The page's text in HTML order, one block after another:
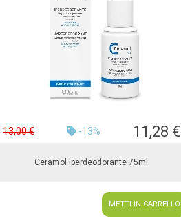
13,00 € -13% 11,28 €
Ceramol iperdeodorante 75ml
METTI IN CARRELLO